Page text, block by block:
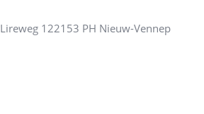
Lireweg 122153 PH Nieuw-Vennep